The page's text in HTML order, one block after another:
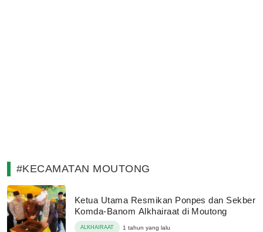
#KECAMATAN MOUTONG
Ketua Utama Resmikan Ponpes dan Sekber
Komda-Banom Alkhairaat di Moutong
ALKHAIRAAT 1 tahun yang lalu